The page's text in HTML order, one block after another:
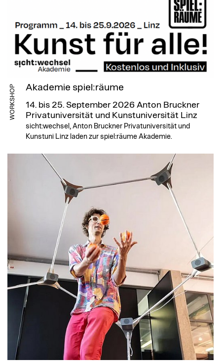
WORKSHOP Akademie spiel:räume
14. bis 25. September 2026 Anton Bruckner
Privatuniversität und Kunstuniversität Linz
sicht:wechsel, Anton Bruckner Privatuniversität und
Kunstuni Linz laden zur spiel:räume Akademie.